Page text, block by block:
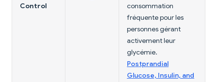
Control
consommation
fréquente pour les
personnes gérant
activement leur
glycémie.
Postprandial
Glucose, Insulin, and